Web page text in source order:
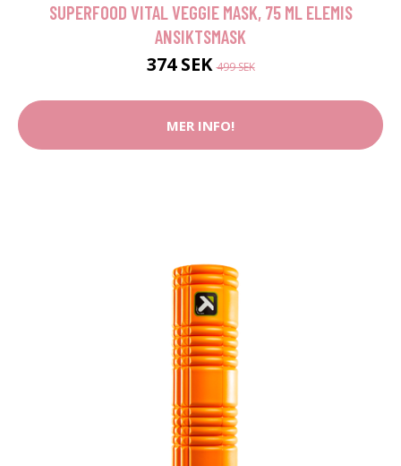
SUPERFOOD VITAL VEGGIE MASK, 75 ML ELEMIS
ANSIKTSMASK
374 SEK499 SEK
MER INFO!